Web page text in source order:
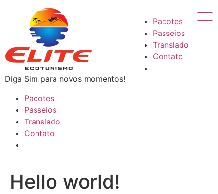
Diga Sim para novos momentos!
Pacotes
Passeios
Translado
Contato
Pacotes
Passeios
Translado
Contato
Hello world!